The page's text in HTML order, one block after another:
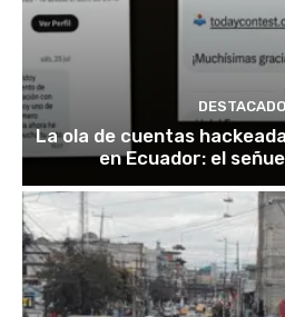
La ola de cuentas
en Ecuador: el